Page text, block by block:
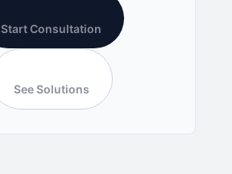
Start Consultation
See Solutions